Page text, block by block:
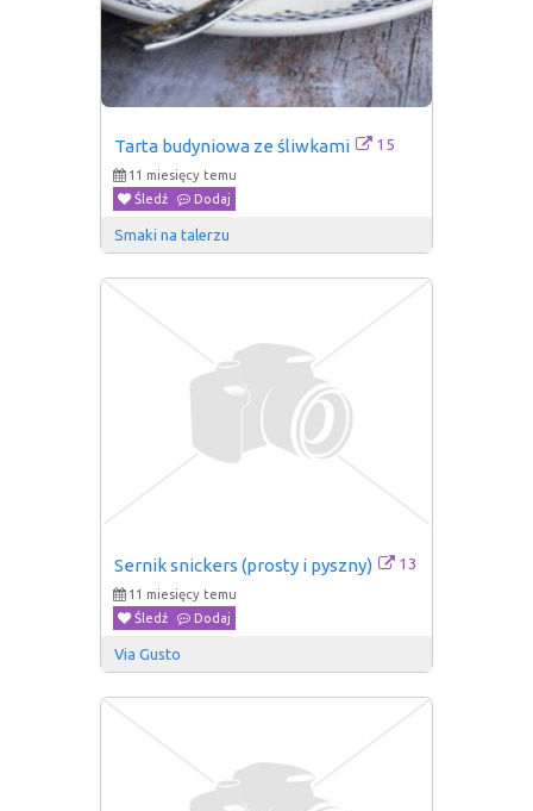
Tarta budyniowa ze śliwkami 15
11 miesięcy temu
Śledź
Dodaj
Smaki na talerzu
Sernik snickers (prosty i pyszny) 13
11 miesięcy temu
Śledź
Dodaj
Via Gusto